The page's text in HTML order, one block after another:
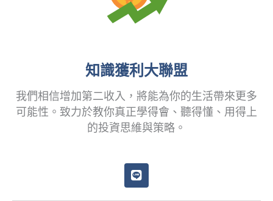
知識獲利大聯盟
我們相信增加第二收入，將能為你的生活帶來更多
可能性。致力於教你真正學得會、聽得懂、用得上
的投資思維與策略。
L
i